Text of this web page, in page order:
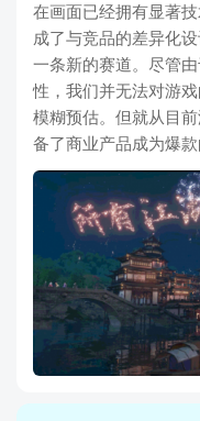
在画面已经拥有显著
成了与竞品的差异化
一条新的赛道。尽管
性，我们并无法对游
模糊预估。但就从目
备了商业产品成为爆款